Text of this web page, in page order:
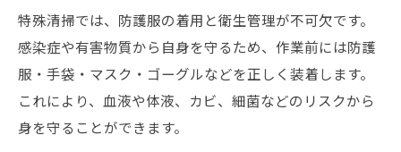
特殊清掃では、防護服の着用と衛生管理が不可欠です。
感染症や有害物質から自身を守るため、作業前には防護
服・手袋・マスク・ゴーグルなどを正しく装着します。
これにより、血液や体液、カビ、細菌などのリスクから
身を守ることができます。